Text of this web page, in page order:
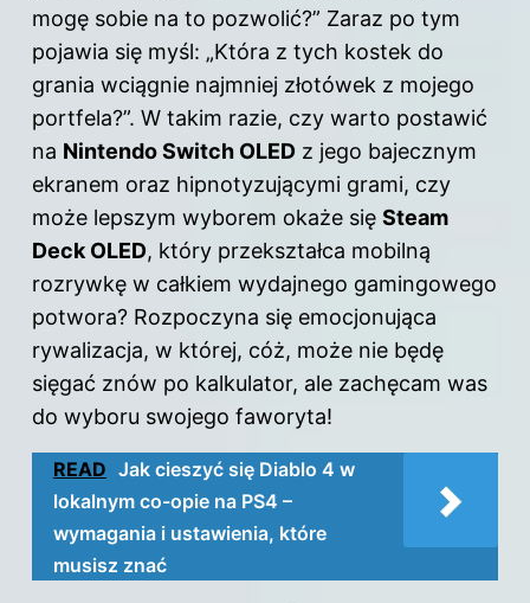
mogę sobie na to pozwolić?” Zaraz po tym
pojawia się myśl: „Która z tych kostek do
grania wciągnie najmniej złotówek z mojego
portfela?”. W takim razie, czy warto postawić
na Nintendo Switch OLED z jego bajecznym
ekranem oraz hipnotyzującymi grami, czy
może lepszym wyborem okaże się Steam
Deck OLED, który przekształca mobilną
rozrywkę w całkiem wydajnego gamingowego
potwora? Rozpoczyna się emocjonująca
rywalizacja, w której, cóż, może nie będę
sięgać znów po kalkulator, ale zachęcam was
do wyboru swojego faworyta!
READ Jak cieszyć się Diablo 4 w
lokalnym co-opie na PS4 –
wymagania i ustawienia, które
musisz znać